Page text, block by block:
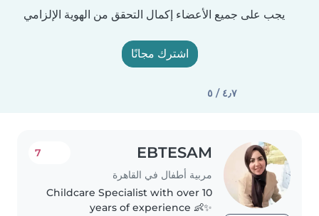
يجب على جميع الأعضاء إكمال التحقق من الهوية الإلزامي
اشترك مجانًا
٤٫٧ / ٥
EBTESAM
مربية أطفال في القاهرة
7
Childcare Specialist with over 10
years of experience 👶✨